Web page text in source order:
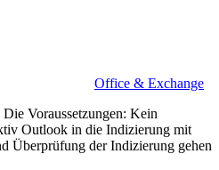
Office & Exchange
Voraussetzungen: Kein
Outlook in die Indizierung mit
Überprüfung der Indizierung gehen